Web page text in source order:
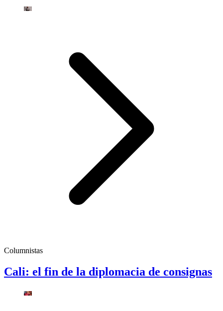
Columnistas
Cali: el fin de la diplomacia de consignas